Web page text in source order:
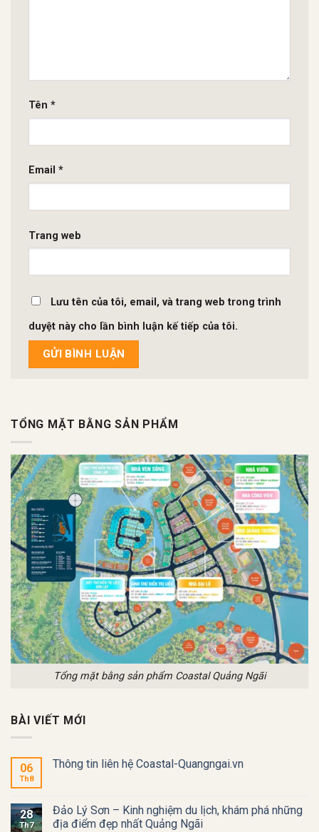
Tên *
Email *
Trang web
Lưu tên của tôi, email, và trang web trong trình
duyệt này cho lần bình luận kế tiếp của tôi.
TỔNG MẶT BẰNG SẢN PHẨM
Tổng mặt bằng sản phẩm Coastal Quảng Ngãi
BÀI VIẾT MỚI
06
Th8
Thông tin liên hệ Coastal-Quangngai.vn
28
Th7
Đảo Lý Sơn – Kinh nghiệm du lịch, khám phá những
địa điểm đẹp nhất Quảng Ngãi